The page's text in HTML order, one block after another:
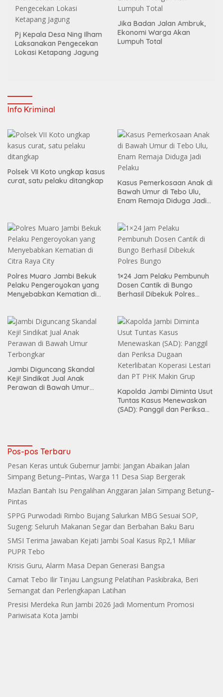
Pj Kepala Desa Ning Ilham
Laksanakan Pengecekan
Lokasi Ketapang Jagung
Jika Badan Jalan Ambruk,
Ekonomi Warga Akan
Lumpuh Total
Info Kriminal
Polsek VII Koto ungkap kasus
curat, satu pelaku ditangkap
Kasus Pemerkosaan Anak di
Bawah Umur di Tebo Ulu,
Enam Remaja Diduga Jadi
Polres Muaro Jambi Bekuk
Pelaku Pengeroyokan yang
Menyebabkan Kematian di
1×24 Jam Pelaku Pembunuh
Dosen Cantik di Bungo
Berhasil Dibekuk Polres
Jambi Diguncang Skandal
Keji! Sindikat Jual Anak
Perawan di Bawah Umur
Kapolda Jambi Diminta Usut
Tuntas Kasus Menewaskan
(SAD): Panggil dan Periksa
Pos-pos Terbaru
Pesan Keras untuk Gubernur Jambi: Jangan Abaikan Jalan
Simpang Betung–Pintas, Warga 11 Desa Siap Bergerak
Mazlan Bantah Isu Pengalihan Anggaran Jalan Simpang Betung–
Pintas
SPPG Purwodadi Rimbo Bujang Salurkan MBG Sesuai SOP,
Sugeng: Seluruh Makanan Segar dan Berbahan Baku Baru
SMSI Terima Jawaban Kejati Jambi Soal Kasus Rp2,1 Miliar
PUPR Tebo
Krisis Guru, Alarm Masa Depan Generasi Bangsa
Camat Tebo Ilir Tinjau Langsung Pelatihan Paskibraka, Beri
Semangat dan Perlengkapan Latihan
Presisi Merdeka Run Jambi 2026 Jadi Momentum Promosi
Pariwisata Kota Jambi